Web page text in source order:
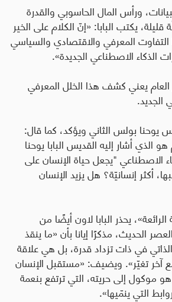
ورأس المال الحاسوبي والقدرة
يكتب البابا: «إنّ الكلام على الخير
المعرفي والاقتصادي والسياسي
الذكاء الاصطناعي الجديدة».
يعني كشف هذا الخلل المعرفي
الجديد.
يوحنا بولس الثاني ويؤكد، كما قال:
الذي أشار إليه القديس البابا يوحنا
الاصطناعي "يجعل حياة الإنسان على
أكثر إنسانيّة؟ هل يزيد الإنسان
يحذر البابا لاون أيضًا من
الحديث، مذكرًا إيانا بأن «ما ينقذ
في ذات تزداد قدرة، بل هي علاقة
آخر تغيّر». ويضيف: «مستقبل الإنسان
موكول إلى حريته، التي ترتفع بنعمة
التي ينمّيها».